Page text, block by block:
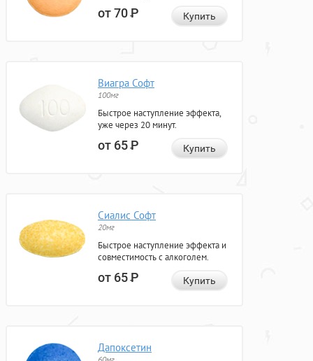
от 70Р Купить
Виагра Софт
100мг
Быстрое наступление эффекта,
уже через 20 минут.
от 65Р Купить
Сиалис Софт
20мг
Быстрое наступление эффекта и
совместимость с алкоголем.
от 65Р Купить
Дапоксетин